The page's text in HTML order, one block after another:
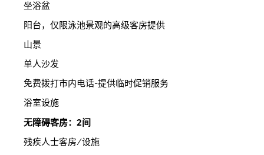
坐浴盆
阳台，仅限泳池景观的高级客房提供
山景
单人沙发
免费拨打市内电话-提供临时促销服务
浴室设施
无障碍客房：2间
残疾人士客房/设施